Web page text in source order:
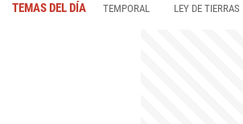
TEMAS DEL DÍA TEMPORAL LEY DE TIERRAS